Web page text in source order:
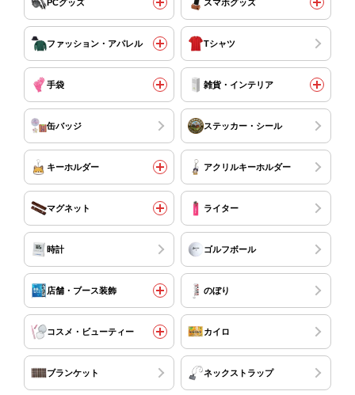
PCグッズ スマホグッズ
ファッション・アパレル Tシャツ
手袋 雑貨・インテリア
缶バッジ ステッカー・シール
キーホルダー アクリルキーホルダー
マグネット ライター
時計 ゴルフボール
店舗・ブース装飾 のぼり
コスメ・ビューティー カイロ
ブランケット ネックストラップ